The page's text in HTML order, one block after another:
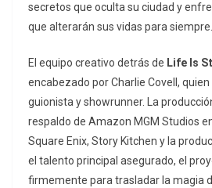
secretos que oculta su ciudad y
que alterarán sus vidas para siempre.
El equipo creativo detrás de Life Is
encabezado por Charlie Covell,
guionista yshowrunner. La
respaldo de Amazon MGM Studios
Square Enix, Story Kitchen y la
el talento principal asegurado, el
firmemente para trasladar la magia